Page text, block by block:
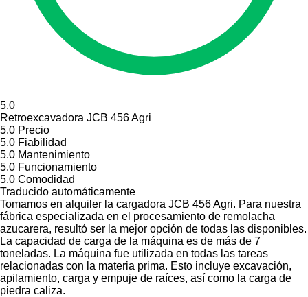
5.0
Retroexcavadora JCB 456 Agri
5.0 Precio
5.0 Fiabilidad
5.0 Mantenimiento
5.0 Funcionamiento
5.0 Comodidad
Traducido automáticamente
Tomamos en alquiler la cargadora JCB 456 Agri. Para nuestra
fábrica especializada en el procesamiento de remolacha
azucarera, resultó ser la mejor opción de todas las disponibles.
La capacidad de carga de la máquina es de más de 7
toneladas. La máquina fue utilizada en todas las tareas
relacionadas con la materia prima. Esto incluye excavación,
apilamiento, carga y empuje de raíces, así como la carga de
piedra caliza.